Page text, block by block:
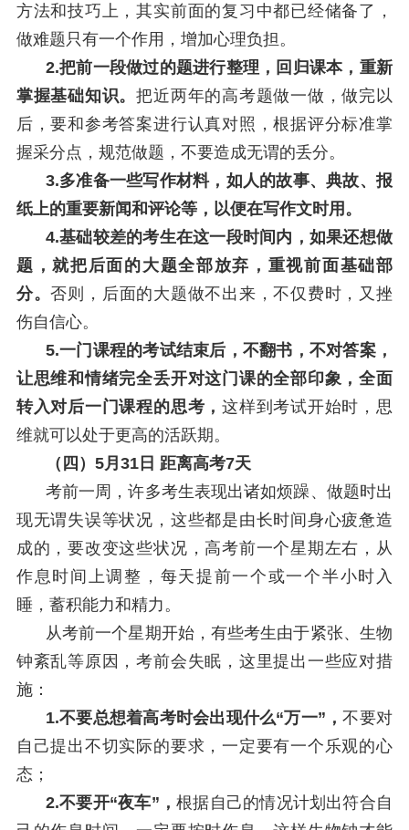
方法和技巧上，其实前面的复习中都已经储备了，
做难题只有一个作用，增加心理负担。
2.把前一段做过的题进行整理，回归课本，重新
掌握基础知识。把近两年的高考题做一做，做完以
后，要和参考答案进行认真对照，根据评分标准掌
握采分点，规范做题，不要造成无谓的丢分。
3.多准备一些写作材料，如人的故事、典故、报
纸上的重要新闻和评论等，以便在写作文时用。
4.基础较差的考生在这一段时间内，如果还想做
题，就把后面的大题全部放弃，重视前面基础部
分。否则，后面的大题做不出来，不仅费时，又挫
伤自信心。
5.一门课程的考试结束后，不翻书，不对答案，
让思维和情绪完全丢开对这门课的全部印象，全面
转入对后一门课程的思考 ，这样到考试开始时，思
维就可以处于更高的活跃期。
（四）5月31日 距离高考7天
考前一周，许多考生表现出诸如烦躁、做题时出
现无谓失误等状况，这些都是由长时间身心疲惫造
成的，要改变这些状况，高考前一个星期左右，从
作息时间上调整，每天提前一个或一个半小时入
睡，蓄积能力和精力。
从考前一个星期开始，有些考生由于紧张、生物
钟紊乱等原因，考前会失眠，这里提出一些应对措
施：
1.不要总想着高考时会出现什么“万一”，不要对
自己提出不切实际的要求，一定要有一个乐观的心
态；
2.不要开“夜车”，根据自己的情况计划出符合自